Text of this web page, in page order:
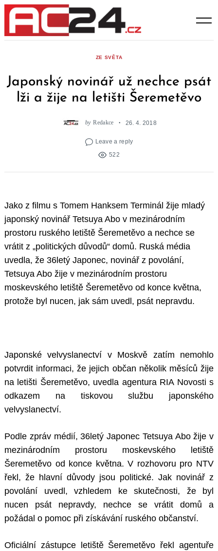
Skip
content
ZE SVĚTA
Japonský novinář už nechce psát
lži a žije na letišti Šeremetěvo
by Redakce 26. 4. 2018
Leave a reply
522
Jako z filmu s Tomem Hanksem Terminál žije mladý
japonský novinář Tetsuya Abo v mezinárodním
prostoru ruského letiště Šeremetěvo a nechce se
vrátit z „politických důvodů“ domů. Ruská média
uvedla, že 36letý Japonec, novinář z povolání,
Tetsuya Abo žije v mezinárodním prostoru
moskevského letiště Šeremetěvo od konce května,
protože byl nucen, jak sám uvedl, psát nepravdu.
Japonské velvyslanectví v Moskvě zatím nemohlo
potvrdit informaci, že jejich občan několik měsíců žije
na letišti Šeremetěvo, uvedla agentura RIA Novosti s
odkazem na tiskovou službu japonského
velvyslanectví.
Podle zpráv médií, 36letý Japonec Tetsuya Abo žije v
mezinárodním prostoru moskevského letiště
Šeremetěvo od konce května. V rozhovoru pro NTV
řekl, že hlavní důvody jsou politické. Jak novinář z
povolání uvedl, vzhledem ke skutečnosti, že byl
nucen psát nepravdy, nechce se vrátit domů a
požádal o pomoc při získávání ruského občanství.
Oficiální zástupce letiště Šeremetěvo řekl agentuře